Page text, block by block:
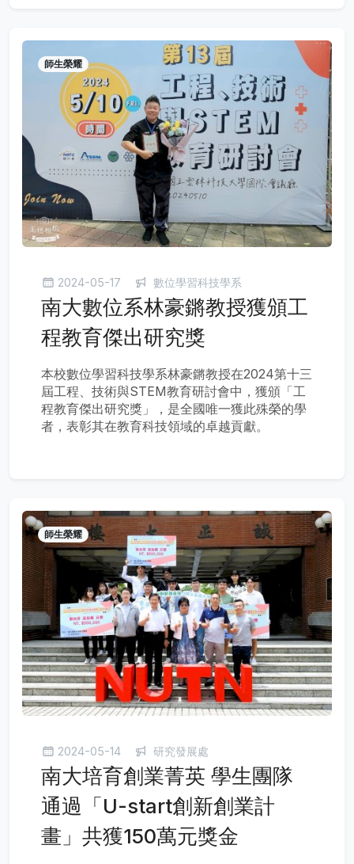
師生榮耀
2024-05-17 數位學習科技學系
南大數位系林豪鏘教授獲頒工
程教育傑出研究獎
本校數位學習科技學系林豪鏘教授在2024第十三
屆工程、技術與STEM教育研討會中，獲頒「工
程教育傑出研究獎」，是全國唯一獲此殊榮的學
者，表彰其在教育科技領域的卓越貢獻。
師生榮耀
2024-05-14 研究發展處
南大培育創業菁英 學生團隊
通過「U-start創新創業計
畫」共獲150萬元獎金